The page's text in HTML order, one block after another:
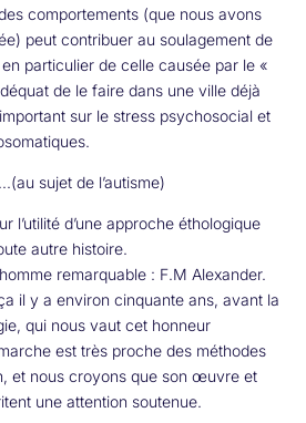
comportements (que nous avons
peut contribuer au soulagement de
particulier de celle causée par le «
de le faire dans une ville déjà
sur le stress psychosocial et
sujet de l’autisme)
l’utilité d’une approche éthologique
autre histoire.
remarquable : F.M Alexander.
il y a environ cinquante ans, avant la
qui nous vaut cet honneur
est très proche des méthodes
et nous croyons que son œuvre et
une attention soutenue.